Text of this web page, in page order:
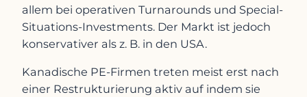
allem bei operativen Turnarounds und Special-
Situations-Investments. Der Markt ist jedoch
konservativer als z. B. in den USA.
Kanadische PE-Firmen treten meist erst nach
einer Restrukturierung aktiv auf indem sie